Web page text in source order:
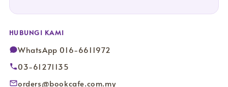
HUBUNGI KAMI
WhatsApp 016-6611972
03-61271135
orders@bookcafe.com.my